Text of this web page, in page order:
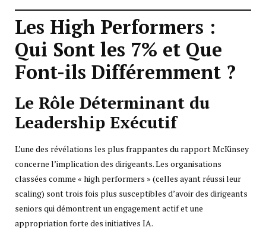
Les High Performers :
Qui Sont les 7% et Que
Font-ils Différemment ?
Le Rôle Déterminant du
Leadership Exécutif
L’une des révélations les plus frappantes du rapport McKinsey
concerne l’implication des dirigeants. Les organisations
classées comme « high performers » (celles ayant réussi leur
scaling) sont trois fois plus susceptibles d’avoir des dirigeants
seniors qui démontrent un engagement actif et une
appropriation forte des initiatives IA.